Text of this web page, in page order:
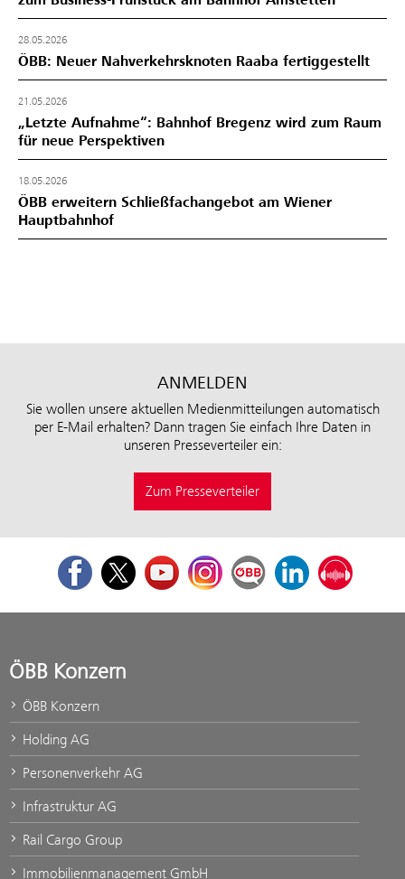
28.05.2026
ÖBB: Neuer Nahverkehrsknoten Raaba fertiggestellt
21.05.2026
„Letzte Aufnahme“: Bahnhof Bregenz wird zum Raum
für neue Perspektiven
18.05.2026
ÖBB erweitern Schließfachangebot am Wiener
Hauptbahnhof
ANMELDEN
Sie wollen unsere aktuellen Medienmitteilungen automatisch
per E-Mail erhalten? Dann tragen Sie einfach Ihre Daten in
unseren Presseverteiler ein:
Zum Presseverteiler
FacebookTwitterYoutubeInstagramÖBB Corporate Blog
LinkedInPodcast
ÖBB Konzern
ÖBB Konzern
Holding AG
Personenverkehr AG
Infrastruktur AG
Rail Cargo Group
Immobilienmanagement GmbH